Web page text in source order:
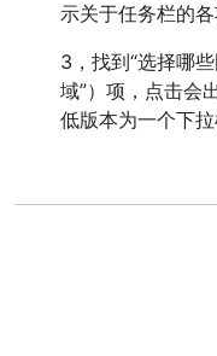
示关于任务栏的各
3，找到“选择哪
域”）项，点击会
低版本为一个下拉